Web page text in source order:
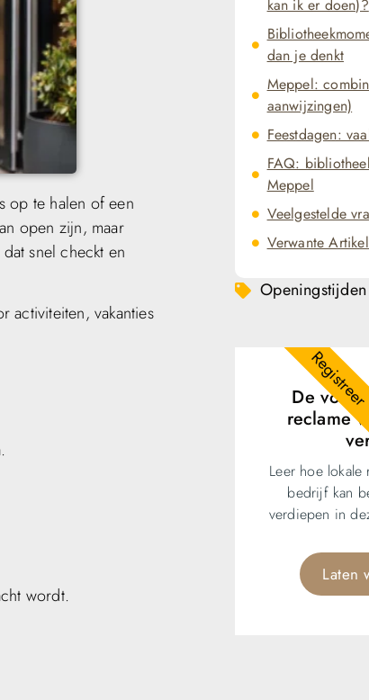
op te halen of een
open zijn, maar
snel checkt en
activiteiten, vakanties
wordt.
kan ik er doen)?
dan je denkt
Meppel:
aanwijzingen)
Feestdagen:
FAQ:
Meppel
Veelgestelde
Verwante
Openingstijden
De
reclame
Leer hoe
bedrijf kan
verdiepen in
Laten